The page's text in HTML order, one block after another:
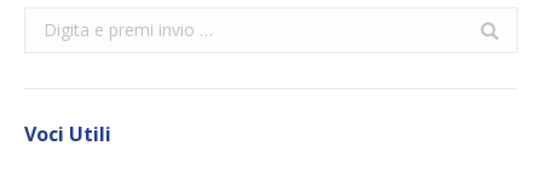
Search:
Voci Utili